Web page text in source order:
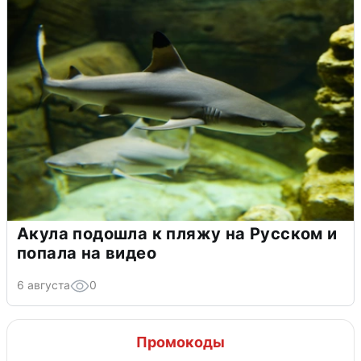
Акула подошла к пляжу на Русском и
попала на видео
6 августа 0
Промокоды